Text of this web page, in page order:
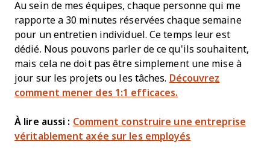
Au sein de mes équipes, chaque personne qui me
rapporte a 30 minutes réservées chaque semaine
pour un entretien individuel. Ce temps leur est
dédié. Nous pouvons parler de ce qu'ils souhaitent,
mais cela ne doit pas être simplement une mise à
jour sur les projets ou les tâches. Découvrez
comment mener des 1:1 efficaces.
À lire aussi : Comment construire une entreprise
véritablement axée sur les employés